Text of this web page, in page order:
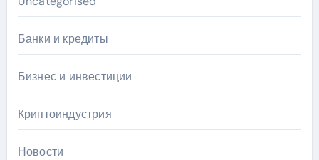
Банки и кредиты
Бизнес и инвестиции
Криптоиндустрия
Новости